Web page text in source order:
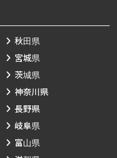
秋田県
宮城県
茨城県
神奈川県
長野県
岐阜県
富山県